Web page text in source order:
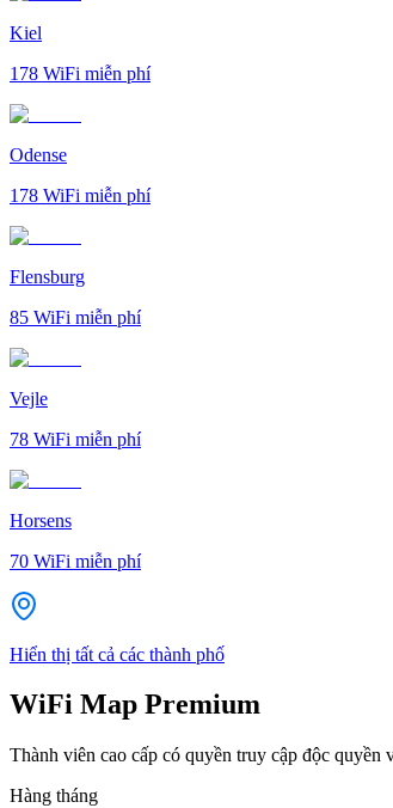
Kiel
178 WiFi miễn phí
Odense
178 WiFi miễn phí
Flensburg
85 WiFi miễn phí
Vejle
78 WiFi miễn phí
Horsens
70 WiFi miễn phí
Hiển thị tất cả các thành phố
WiFi Map Premium
Thành viên cao cấp có quyền truy cập độc quyền
Hàng tháng